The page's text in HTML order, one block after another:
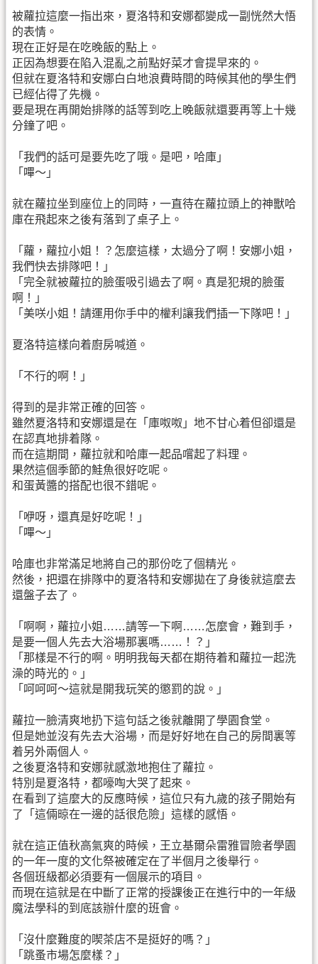
被蘿拉這麼一指出來，夏洛特和安娜都變成一副恍然大悟
的表情。
現在正好是在吃晚飯的點上。
正因為想要在陷入混亂之前點好菜才會提早來的。
但就在夏洛特和安娜白白地浪費時間的時候其他的學生們
已經佔得了先機。
要是現在再開始排隊的話等到吃上晚飯就還要再等上十幾
分鐘了吧。
「我們的話可是要先吃了哦。是吧，哈庫」
「嗶～」
就在蘿拉坐到座位上的同時，一直待在蘿拉頭上的神獸哈
庫在飛起來之後有落到了桌子上。
「蘿，蘿拉小姐！？怎麼這樣，太過分了啊！安娜小姐，
我們快去排隊吧！」
「完全就被蘿拉的臉蛋吸引過去了啊。真是犯規的臉蛋
啊！」
「美咲小姐！請運用你手中的權利讓我們插一下隊吧！」
夏洛特這樣向着廚房喊道。
「不行的啊！」
得到的是非常正確的回答。
雖然夏洛特和安娜還是在「庫呶呶」地不甘心着但卻還是
在認真地排着隊。
而在這期間，蘿拉就和哈庫一起品嚐起了料理。
果然這個季節的鮭魚很好吃呢。
和蛋黃醬的搭配也很不錯呢。
「咿呀，還真是好吃呢！」
「嗶～」
哈庫也非常滿足地將自己的那份吃了個精光。
然後，把還在排隊中的夏洛特和安娜拋在了身後就這麼去
還盤子去了。
「啊啊，蘿拉小姐……請等一下啊……怎麼會，難到手，
是要一個人先去大浴場那裏嗎……！？」
「那樣是不行的啊。明明我每天都在期待着和蘿拉一起洗
澡的時光的。」
「呵呵呵～這就是開我玩笑的懲罰的說。」
蘿拉一臉清爽地扔下這句話之後就離開了學園食堂。
但是她並沒有先去大浴場，而是好好地在自己的房間裏等
着另外兩個人。
之後夏洛特和安娜就感激地抱住了蘿拉。
特別是夏洛特，都嚎啕大哭了起來。
在看到了這麼大的反應時候，這位只有九歲的孩子開始有
了「這倆晾在一邊的話很危險」這樣的感悟。
就在這正值秋高氣爽的時候，王立基爾朵雷雅冒險者學園
的一年一度的文化祭被確定在了半個月之後舉行。
各個班級都必須要有一個展示的項目。
而現在這就是在中斷了正常的授課後正在進行中的一年級
魔法學科的到底該辦什麼的班會。
「沒什麼難度的喫茶店不是挺好的嗎？」
「跳蚤市場怎麼樣？」